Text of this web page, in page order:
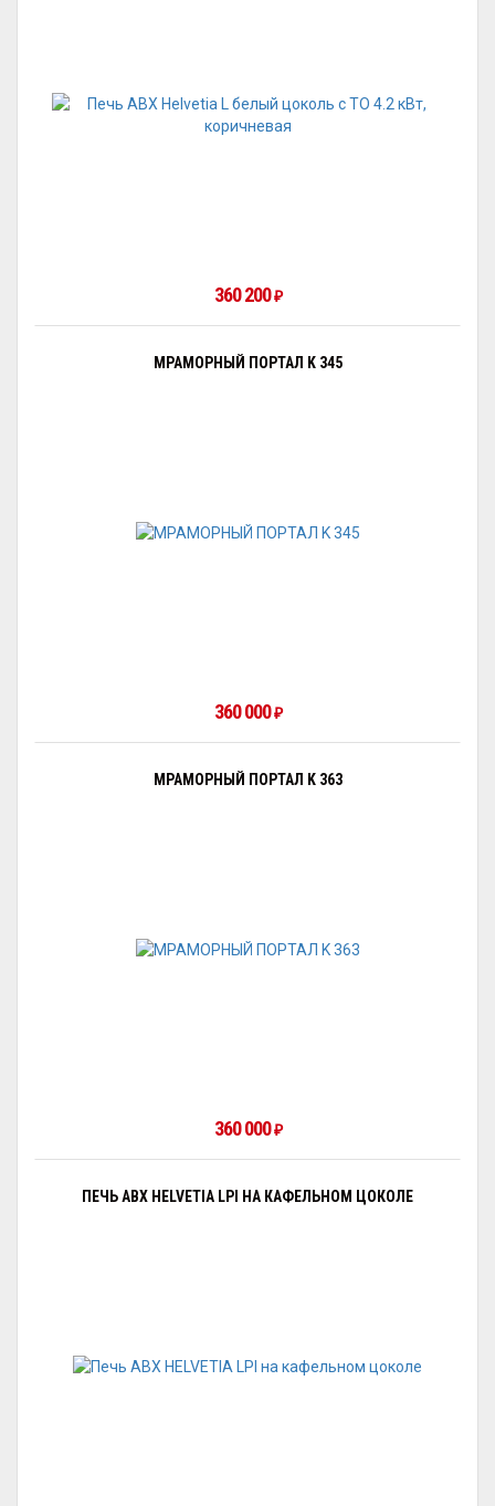
360 200 ₽
МРАМОРНЫЙ ПОРТАЛ K 345
360 000 ₽
МРАМОРНЫЙ ПОРТАЛ K 363
360 000 ₽
ПЕЧЬ ABX HELVETIA LPI НА КАФЕЛЬНОМ ЦОКОЛЕ